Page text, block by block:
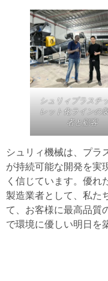
シュリィプラスチ
レット化ラインの
者と顧客
シュリィ機械は、プラ
が持続可能な開発を実
く信じています。優
製造業者として、私た
て、お客様に最高品質
で環境に優しい明日を